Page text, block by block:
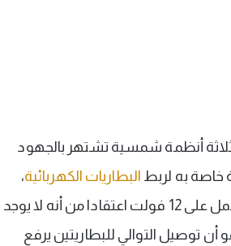
فولت، نعلم أن هناك ثلاثة أنظمة شمسية تشتهر بالجهود
البطاريات الكهربائية،
بطاريتين على التوالي 12 فولت لنظام يعمل على 12 فولت اعتقادا من أنه لا يوجد
توصيل التوالي للبطاريتين يرفع